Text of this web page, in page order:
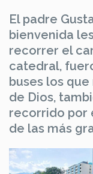
El padre
bienvenida
recorrer el
catedral,
buses los
de Dios,
recorrido por
de las más